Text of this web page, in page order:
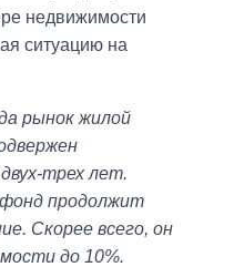
недвижимости
ситуацию на
рынок жилой
трех лет.
продолжит
Скорее всего, он
до 10%.